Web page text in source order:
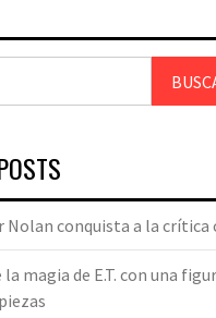
conquista a la crítica
la magia de E.T. con una